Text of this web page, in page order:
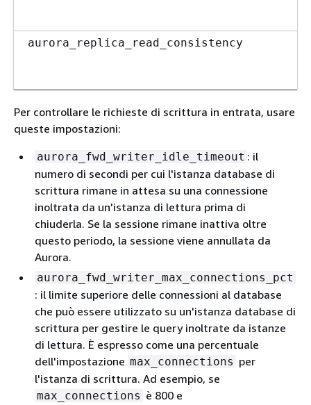
aurora_replica_read_consistency
Per controllare le richieste di scrittura in entrata, usare
queste impostazioni:
aurora_fwd_writer_idle_timeout : il
numero di secondi per cui l'istanza database di
scrittura rimane in attesa su una connessione
inoltrata da un'istanza di lettura prima di
chiuderla. Se la sessione rimane inattiva oltre
questo periodo, la sessione viene annullata da
Aurora.
aurora_fwd_writer_max_connections_pct
: il limite superiore delle connessioni al database
che può essere utilizzato su un'istanza database di
scrittura per gestire le query inoltrate da istanze
di lettura. È espresso come una percentuale
dell'impostazione max_connections per
l'istanza di scrittura. Ad esempio, se
max_connections è 800 e